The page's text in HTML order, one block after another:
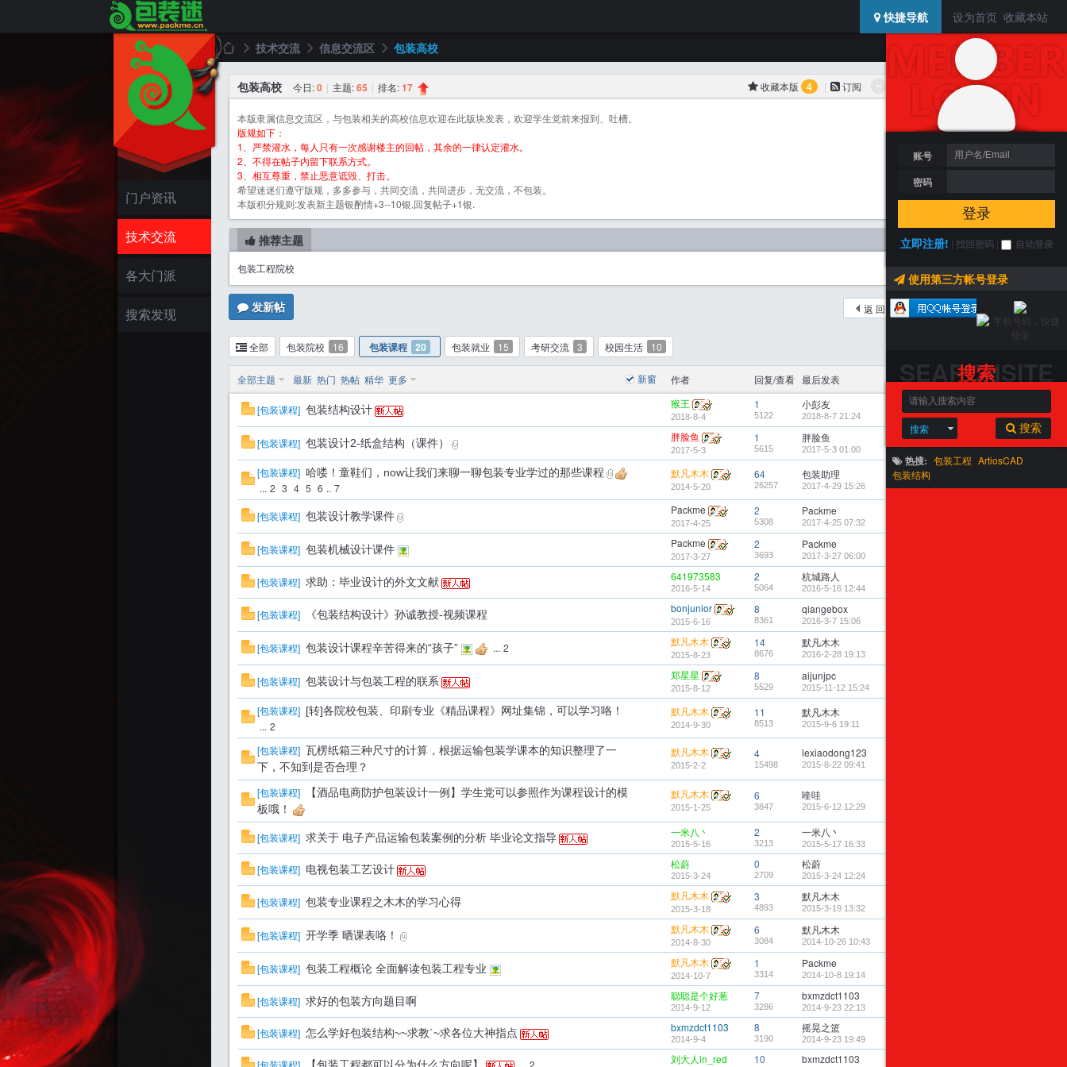
设为首页 收藏本站
快捷导航
门户资讯
技术交流
各大门派
搜索发现
登陆 / 注册
搜索
USERCENTER
账号
密码
登录
立即注册! | 找回密码| 自动登录
使用第三方帐号登录
SEARCHSITE
搜索
搜索 搜索
热搜: 包装工程 ArtiosCAD
包装结构
»
技术交流
›
信息交流区
›
包装高校
收藏本版 4 | 订阅
包装高校 今日:0 | 主题:65 | 排名:17
本版隶属信息交流区，与包装相关的高校信息欢迎在此版块发表，欢迎学生党前来报到、吐槽。
版规如下：
1、严禁灌水，每人只有一次感谢楼主的回帖，其余的一律认定灌水。
2、不得在帖子内留下联系方式。
3、相互尊重，禁止恶意诋毁、打击。
希望迷迷们遵守版规，多多参与，共同交流，共同进步，无交流，不包装。
本版积分规则:发表新主题银酌情+3--10银,回复帖子+1银.
推荐主题
包装工程院校
返 回
发新帖
全部 包装院校 16 包装课程 20 包装就业 15 考研交流 3 校园生活 10
新窗
全部主题 最新 热门 热帖 精华 更多 作者 回复/查看 最后发表
[包装课程] 包装结构设计 猴王
2018-8-4
1
5122
小彭友
2018-8-7 21:24
[包装课程] 包装设计2-纸盒结构（课件） 胖脸鱼
2017-5-3
1
5615
胖脸鱼
2017-5-3 01:00
[包装课程] 哈喽！童鞋们，now让我们来聊一聊包装专业学过的那些课程
... 2 3 4 5 6 .. 7
默凡木木
2014-5-20
64
26257
包装助理
2017-4-29 15:26
[包装课程] 包装设计教学课件 Packme
2017-4-25
2
5308
Packme
2017-4-25 07:32
[包装课程] 包装机械设计课件 Packme
2017-3-27
2
3693
Packme
2017-3-27 06:00
[包装课程] 求助：毕业设计的外文文献 641973583
2016-5-14
2
5064
杭城路人
2016-5-16 12:44
[包装课程] 《包装结构设计》孙诚教授-视频课程 bonjunior
2015-6-16
8
8361
qiangebox
2016-3-7 15:06
[包装课程] 包装设计课程辛苦得来的“孩子” ... 2 默凡木木
2015-8-23
14
8676
默凡木木
2016-2-28 19:13
[包装课程] 包装设计与包装工程的联系 郑星星
2015-8-12
8
5529
aijunjpc
2015-11-12 15:24
[包装课程] [转]各院校包装、印刷专业《精品课程》网址集锦，可以学习咯！
... 2
默凡木木
2014-9-30
11
8513
默凡木木
2015-9-6 19:11
[包装课程] 瓦楞纸箱三种尺寸的计算，根据运输包装学课本的知识整理了一
下，不知到是否合理？
默凡木木
2015-2-2
4
15498
lexiaodong123
2015-8-22 09:41
[包装课程]
【酒品电商防护包装设计一例】学生党可以参照作为课程设计的模
板哦！
默凡木木
2015-1-25
6
3847
喹哇
2015-6-12 12:29
[包装课程] 求关于 电子产品运输包装案例的分析 毕业论文指导 一米八丶
2015-5-16
2
3213
一米八丶
2015-5-17 16:33
[包装课程] 电视包装工艺设计 松蔚
2015-3-24
0
2709
松蔚
2015-3-24 12:24
[包装课程] 包装专业课程之木木的学习心得 默凡木木
2015-3-18
3
4893
默凡木木
2015-3-19 13:32
[包装课程] 开学季 晒课表咯！ 默凡木木
2014-8-30
6
3084
默凡木木
2014-10-26 10:43
[包装课程] 包装工程概论 全面解读包装工程专业 默凡木木
2014-10-7
1
3314
Packme
2014-10-8 19:14
[包装课程] 求好的包装方向题目啊 聪聪是个好葱
2014-9-12
7
3286
bxmzdct1103
2014-9-23 22:13
[包装课程] 怎么学好包装结构~~求教`~求各位大神指点 bxmzdct1103
2014-9-4
8
3190
摇晃之篮
2014-9-23 19:49
[包装课程] 2 刘大人in_red 10 bxmzdct1103
SIDEBAR
所属分类: 信息交流区
包装迷活动
人才&合作
包装高校